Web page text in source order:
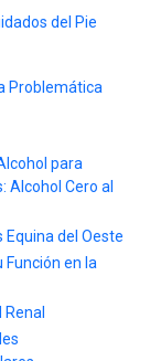
del Pie
Problemática
para
Alcohol Cero al
del Oeste
Función en la